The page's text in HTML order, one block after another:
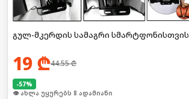
გულ-მკერდის სამაგრი სმარტფონისთვის
19₾44.55₾
-57%
🛒 ბოლო 24სთ-ში იყიდა 12-მა